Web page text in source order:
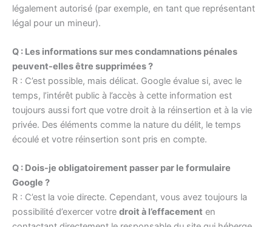
légalement autorisé (par exemple, en tant que représentant
légal pour un mineur).
Q : Les informations sur mes condamnations pénales
peuvent-elles être supprimées ?
R : C’est possible, mais délicat. Google évalue si, avec le
temps, l’intérêt public à l’accès à cette information est
toujours aussi fort que votre droit à la réinsertion et à la vie
privée. Des éléments comme la nature du délit, le temps
écoulé et votre réinsertion sont pris en compte.
Q : Dois-je obligatoirement passer par le formulaire
Google ?
R : C’est la voie directe. Cependant, vous avez toujours la
possibilité d’exercer votre droit à l’effacement en